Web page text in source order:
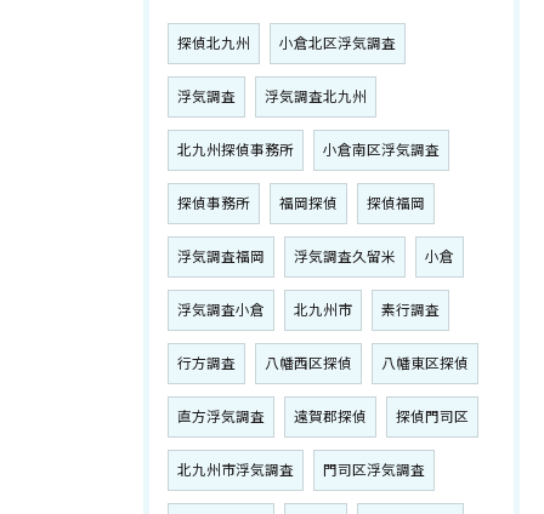
探偵北九州 小倉北区浮気調査
浮気調査 浮気調査北九州
北九州探偵事務所 小倉南区浮気調査
探偵事務所 福岡探偵 探偵福岡
浮気調査福岡 浮気調査久留米 小倉
浮気調査小倉 北九州市 素行調査
行方調査 八幡西区探偵 八幡東区探偵
直方浮気調査 遠賀郡探偵 探偵門司区
北九州市浮気調査 門司区浮気調査